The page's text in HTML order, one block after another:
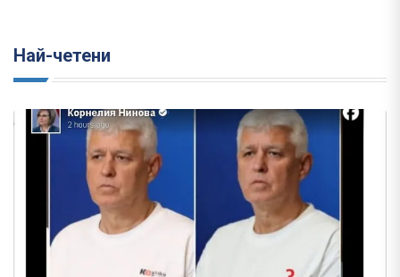
Най-четени